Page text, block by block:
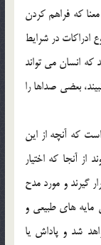
كه فراهم كردن
ادراكات در شرايط
انسان مي تواند
بعضي صداها را
كه آنچه از اين
از آنجا كه اختيار
گيرند و مورد مدح
مايه هاي طبيعي و
شد و پاداش يا